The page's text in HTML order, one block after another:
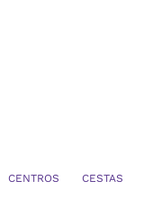
CENTROS CESTAS